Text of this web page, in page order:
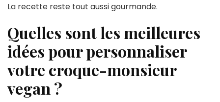
La recette reste tout aussi gourmande.
Quelles sont les meilleures
idées pour personnaliser
votre croque-monsieur
vegan ?